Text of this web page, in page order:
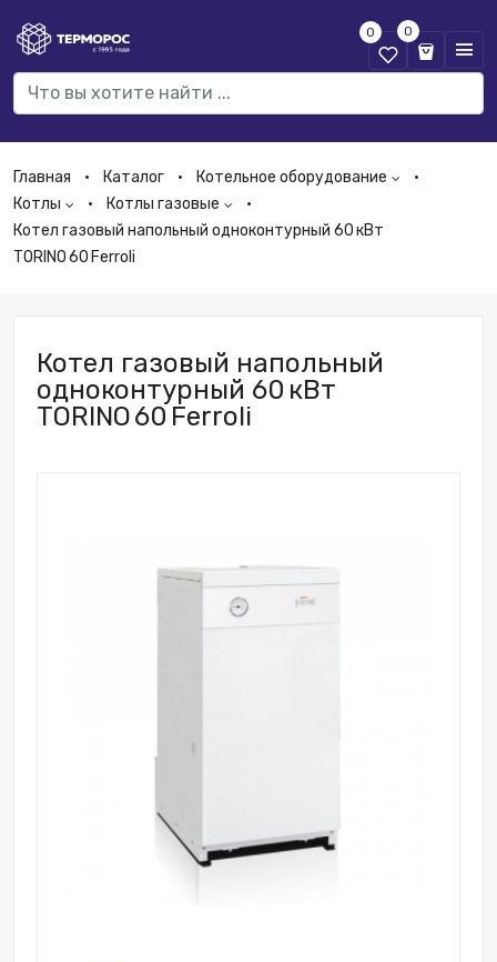
0 0
Главная Каталог
Котельное оборудование
Котлы
Котлы газовые
Котел газовый напольный одноконтурный 60 кВт
TORINO 60 Ferroli
Котел газовый напольный
одноконтурный 60 кВт
TORINO 60 Ferroli